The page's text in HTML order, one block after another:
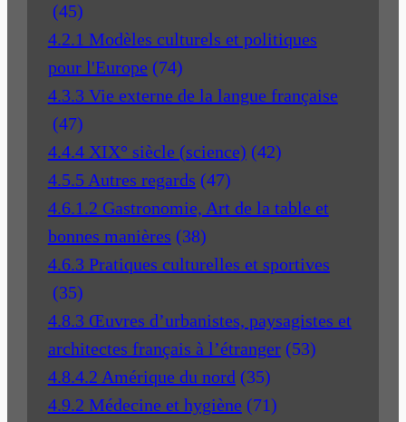
(45)
4.2.1 Modèles culturels et politiques
pour l'Europe (74)
4.3.3 Vie externe de la langue française
(47)
4.4.4 XIX° siècle (science) (42)
4.5.5 Autres regards (47)
4.6.1.2 Gastronomie, Art de la table et
bonnes manières (38)
4.6.3 Pratiques culturelles et sportives
(35)
4.8.3 Œuvres d’urbanistes, paysagistes et
architectes français à l’étranger (53)
4.8.4.2 Amérique du nord (35)
4.9.2 Médecine et hygiène (71)